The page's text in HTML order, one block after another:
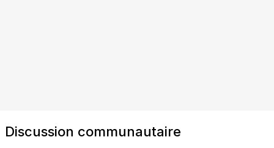
Discussion communautaire